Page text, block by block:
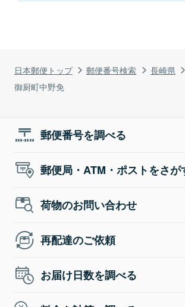
日本郵便トップ 郵便番号検索 長崎県
御厨町中野免
郵便番号を調べる
郵便局・ATM・ポストをさが
荷物のお問い合わせ
再配達のご依頼
お届け日数を調べる